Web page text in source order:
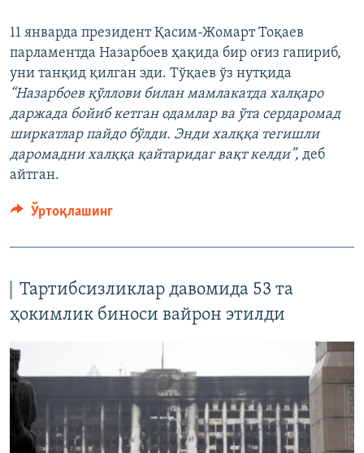
11 январда президент Қасим-Жомарт Тоқаев
парламентда Назарбоев ҳақида бир оғиз гапириб,
уни танқид қилган эди. Тўқаев ўз нутқида
“Назарбоев қўллови билан мамлакатда халқаро
даржада бойиб кетган одамлар ва ўта сердаромад
ширкатлар пайдо бўлди. Энди халққа тегишли
даромадни халққа қайтаридаг вақт келди”, деб
айтган.
Ўртоқлашинг
Тартибсизликлар давомида 53 та
ҳокимлик биноси вайрон этилди